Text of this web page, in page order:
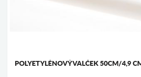
POLYETYLÉNOVÝ VALČEK 50CM/4,9